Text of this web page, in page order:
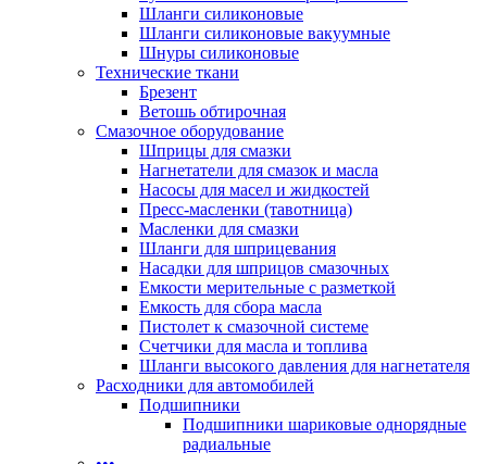
Шланги силиконовые
Шланги силиконовые вакуумные
Шнуры силиконовые
Технические ткани
Брезент
Ветошь обтирочная
Смазочное оборудование
Шприцы для смазки
Нагнетатели для смазок и масла
Насосы для масел и жидкостей
Пресс-масленки (тавотница)
Масленки для смазки
Шланги для шприцевания
Насадки для шприцов смазочных
Емкости мерительные с разметкой
Емкость для сбора масла
Пистолет к смазочной системе
Счетчики для масла и топлива
Шланги высокого давления для нагнетателя
Расходники для автомобилей
Подшипники
Подшипники шариковые однорядные
радиальные